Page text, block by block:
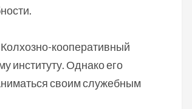
кооперативный
институту. Однако его
своим служебным